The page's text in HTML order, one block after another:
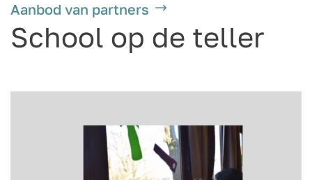
Aanbod van partners
School op de teller